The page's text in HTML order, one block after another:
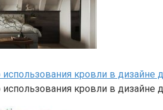
кровли в дизайне
кровли в дизайне